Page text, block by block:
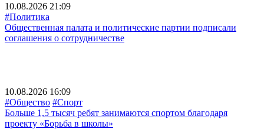
10.08.2026 21:09
#Политика
Общественная палата и политические партии подписали
соглашения о сотрудничестве
10.08.2026 16:09
#Общество #Спорт
Больше 1,5 тысяч ребят занимаются спортом благодаря
проекту «Борьба в школы»